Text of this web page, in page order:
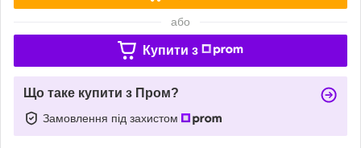
або
Купити з
Що таке купити з Пром?
Замовлення під захистом